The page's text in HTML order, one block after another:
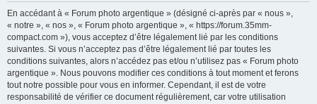
En accédant à « Forum photo argentique » (désigné ci-après par « nous »,
« notre », « nos », « Forum photo argentique », « https://forum.35mm-
compact.com »), vous acceptez d’être légalement lié par les conditions
suivantes. Si vous n’acceptez pas d’être légalement lié par toutes les
conditions suivantes, alors n’accédez pas et/ou n’utilisez pas « Forum photo
argentique ». Nous pouvons modifier ces conditions à tout moment et ferons
tout notre possible pour vous en informer. Cependant, il est de votre
responsabilité de vérifier ce document régulièrement, car votre utilisation